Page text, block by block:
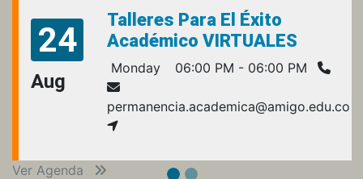
24
Aug
Talleres Para El Éxito
Académico VIRTUALES
Monday 06:00 PM - 06:00 PM
permanencia.academica@amigo.edu.co
Ver Agenda